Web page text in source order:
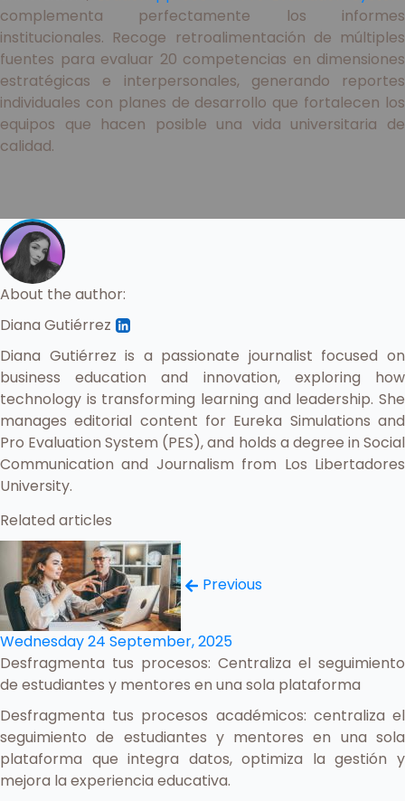
complementa perfectamente los informes
institucionales. Recoge retroalimentación de múltiples
fuentes para evaluar 20 competencias en dimensiones
estratégicas e interpersonales, generando reportes
individuales con planes de desarrollo que fortalecen los
equipos que hacen posible una vida universitaria de
calidad.
About the author:
Diana Gutiérrez
Diana Gutiérrez is a passionate journalist focused on
business education and innovation, exploring how
technology is transforming learning and leadership. She
manages editorial content for Eureka Simulations and
Pro Evaluation System (PES), and holds a degree in Social
Communication and Journalism from Los Libertadores
University.
Related articles
Previous
Wednesday 24 September, 2025
Desfragmenta tus procesos: Centraliza el seguimiento
de estudiantes y mentores en una sola plataforma
Desfragmenta tus procesos académicos: centraliza el
seguimiento de estudiantes y mentores en una sola
plataforma que integra datos, optimiza la gestión y
mejora la experiencia educativa.